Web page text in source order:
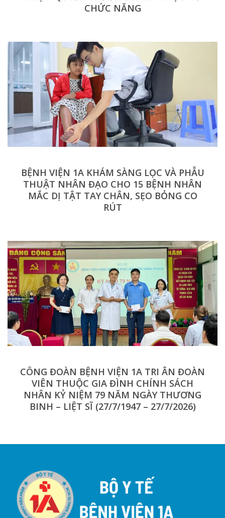
CHỨC NĂNG
BỆNH VIỆN 1A KHÁM SÀNG LỌC VÀ PHẪU
THUẬT NHÂN ĐẠO CHO 15 BỆNH NHÂN
MẮC DỊ TẬT TAY CHÂN, SẸO BỎNG CO
RÚT
CÔNG ĐOÀN BỆNH VIỆN 1A TRI ÂN ĐOÀN
VIÊN THUỘC GIA ĐÌNH CHÍNH SÁCH
NHÂN KỶ NIỆM 79 NĂM NGÀY THƯƠNG
BINH – LIỆT SĨ (27/7/1947 – 27/7/2026)